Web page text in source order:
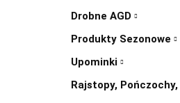
Drobne AGD
Produkty Sezonowe
Upominki
Rajstopy,